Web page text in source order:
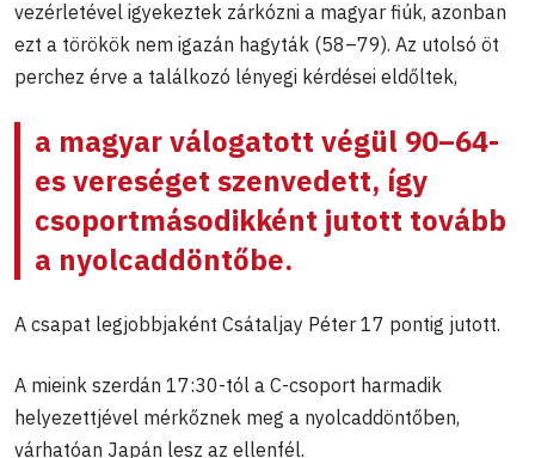
vezérletével igyekeztek zárkózni a magyar fiúk, azonban
ezt a törökök nem igazán hagyták (58–79). Az utolsó öt
perchez érve a találkozó lényegi kérdései eldőltek,
a magyar válogatott végül 90–64-
es vereséget szenvedett, így
csoportmásodikként jutott tovább
a nyolcaddöntőbe.
A csapat legjobbjaként Csátaljay Péter 17 pontig jutott.
A mieink szerdán 17:30-tól a C-csoport harmadik
helyezettjével mérkőznek meg a nyolcaddöntőben,
várhatóan Japán lesz az ellenfél.